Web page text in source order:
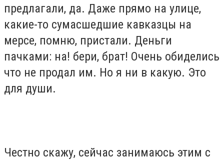
предлагали, да. Даже прямо на улице,
какие-то сумасшедшие кавказцы на
мерсе, помню, пристали. Деньги
пачками: на! бери, брат! Очень обиделись
что не продал им. Но я ни в какую. Это
для души.
Честно скажу, сейчас занимаюсь этим с